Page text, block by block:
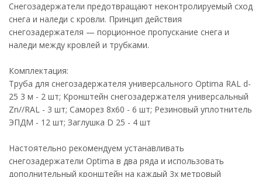
Снегозадержатели предотвращают неконтролируемый сход
снега и наледи с кровли. Принцип действия
снегозадержателя — порционное пропускание снега и
наледи между кровлей и трубками.
Комплектация:
Труба для снегозадержателя универсального Optima RAL d-
25 3 м - 2 шт; Кронштейн снегозадержателя универсальный
Zn//RAL - 3 шт; Саморез 8х60 - 6 шт; Резиновый уплотнитель
ЭПДМ - 12 шт; Заглушка D 25 - 4 шт
Настоятельно рекомендуем устанавливать
снегозадержатели Optima в два ряда и использовать
дополнительный кронштейн на каждый 3х метровый